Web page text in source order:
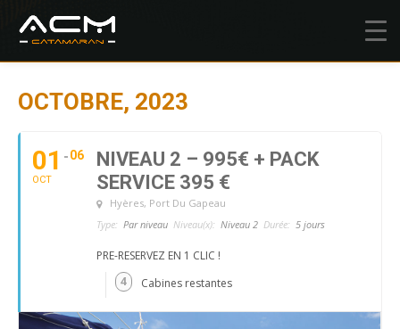
OCTOBRE, 2023
01
OCT
06
NIVEAU 2 – 995€ + PACK
SERVICE 395 €
Hyères, Port Du Gapeau
Type: Par niveau Niveau(x): Niveau 2 Durée: 5 jours
PRE-RESERVEZ EN 1 CLIC !
4 Cabines restantes